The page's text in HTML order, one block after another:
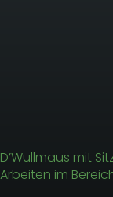
D’Wullmaus mit
Arbeiten im